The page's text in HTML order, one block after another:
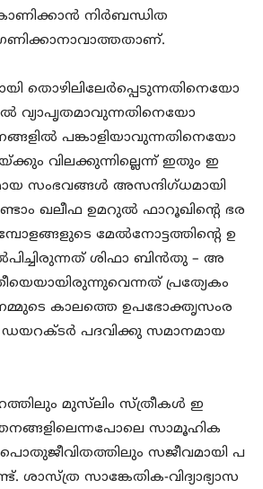
നിർബന്ധിത
തൊഴിലിലേർപ്പെടുന്നതിനെയോ
വ്യാപൃതമാവുന്നതിനെയോ
പങ്കാളിയാവുന്നതിനെയോ
വിലക്കുന്നില്ലെന്ന് ഇതും ഇ
സംഭവങ്ങൾ അസന്ദിഗ്ധമായി
ഖലീഫ ഉമറുൽ ഫാറൂഖിന്റെ ഭര
മേൽനോട്ടത്തിന്റെ ഉ
ശിഫാ ബിൻതു – അ
പ്രത്യേകം
നമ്മുടെ കാലത്തെ ഉപഭോക്തൃസംര
ഡയറക്ടർ പദവിക്കു സമാനമായ
മുസ്‌ലിം സ്ത്രീകൾ ഇ
സാമൂഹിക
സജീവമായി പ
ശാസ്ത്ര സാങ്കേതിക-വിദ്യാഭ്യാസ